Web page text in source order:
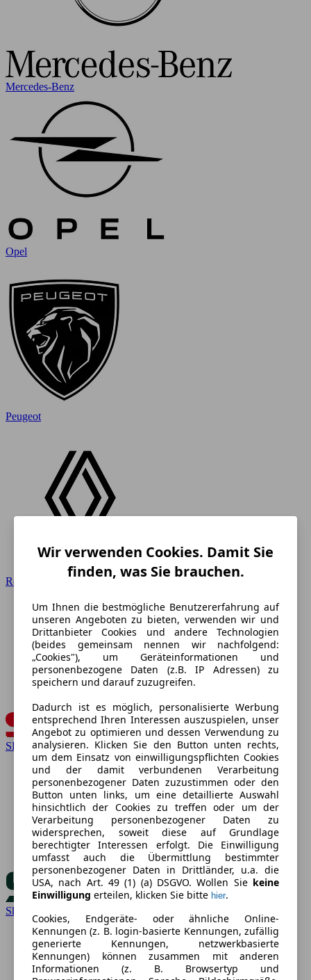
Mercedes-Benz
Opel
Peugeot
Renault
SEAT
Skoda
Wir verwenden Cookies. Damit Sie
finden, was Sie brauchen.
Um Ihnen die bestmögliche Benutzererfahrung auf
unseren Angeboten zu bieten, verwenden wir und
Drittanbieter Cookies und andere Technologien
(beides gemeinsam nennen wir nachfolgend:
„Cookies"), um Geräteinformationen und
personenbezogene Daten (z.B. IP Adressen) zu
speichern und darauf zuzugreifen.
Dadurch ist es möglich, personalisierte Werbung
entsprechend Ihren Interessen auszuspielen, unser
Angebot zu optimieren und dessen Verwendung zu
analysieren. Klicken Sie den Button unten rechts,
um dem Einsatz von einwilligungspflichten Cookies
und der damit verbundenen Verarbeitung
personenbezogener Daten zuzustimmen oder den
Button unten links, um eine detaillierte Auswahl
hinsichtlich der Cookies zu treffen oder um der
Verarbeitung personenbezogener Daten zu
widersprechen, soweit diese auf Grundlage
berechtigter Interessen erfolgt. Die Einwilligung
umfasst auch die Übermittlung bestimmter
personenbezogener Daten in Drittländer, u.a. die
USA, nach Art. 49 (1) (a) DSGVO. Wollen Sie keine
Einwilligung erteilen, klicken Sie bitte hier.
Cookies, Endgeräte- oder ähnliche Online-
Kennungen (z. B. login-basierte Kennungen, zufällig
generierte Kennungen, netzwerkbasierte
Kennungen) können zusammen mit anderen
Informationen (z. B. Browsertyp und